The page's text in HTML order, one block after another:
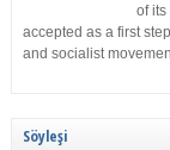
of its
accepted as a first
and socialist
Söyleşi